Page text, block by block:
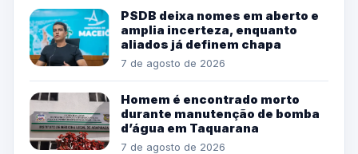
PSDB deixa nomes em aberto e
amplia incerteza, enquanto
aliados já definem chapa
7 de agosto de 2026
Homem é encontrado morto
durante manutenção de bomba
d’água em Taquarana
7 de agosto de 2026